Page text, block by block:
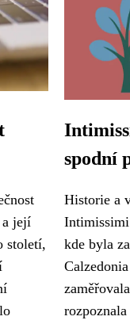
a její
století,
spodní
Historie a
Intimissimi
kde byla